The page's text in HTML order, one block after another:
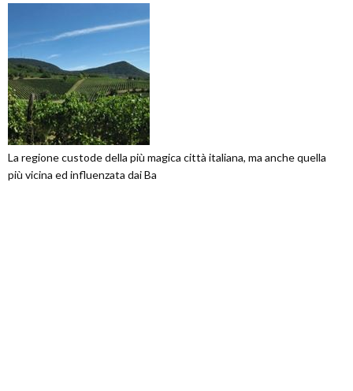
La regione custode della più magica città italiana, ma anche quella
più vicina ed influenzata dai Ba